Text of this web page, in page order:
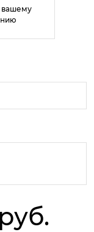
вашему